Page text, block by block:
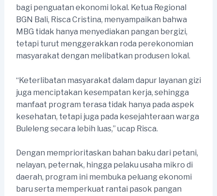
bagi penguatan ekonomi lokal. Ketua Regional
BGN Bali, Risca Cristina, menyampaikan bahwa
MBG tidak hanya menyediakan pangan bergizi,
tetapi turut menggerakkan roda perekonomian
masyarakat dengan melibatkan produsen lokal.
“Keterlibatan masyarakat dalam dapur layanan gizi
juga menciptakan kesempatan kerja, sehingga
manfaat program terasa tidak hanya pada aspek
kesehatan, tetapi juga pada kesejahteraan warga
Buleleng secara lebih luas,” ucap Risca.
Dengan memprioritaskan bahan baku dari petani,
nelayan, peternak, hingga pelaku usaha mikro di
daerah, program ini membuka peluang ekonomi
baru serta memperkuat rantai pasok pangan